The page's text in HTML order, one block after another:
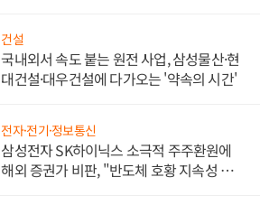
건설
국내외서 속도 붙는 원전 사업, 삼성물산·현
대건설·대우건설에 다가오는 '약속의 시간'
전자·전기·정보통신
삼성전자 SK하이닉스 소극적 주주환원에
해외 증권가 비판, "반도체 호황 지속성 의